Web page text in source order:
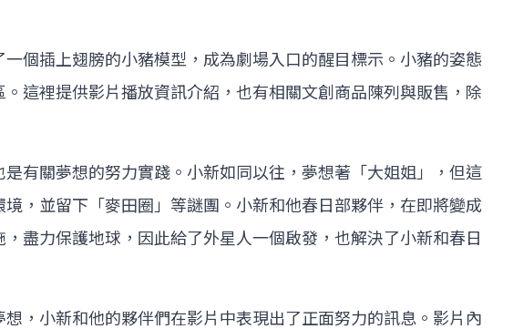
個插上翅膀的小豬模型，成為劇場入口的醒目標示。小豬的姿態
這裡提供影片播放資訊介紹，也有相關文創商品陳列與販售，除
有關夢想的努力實踐。小新如同以往，夢想著「大姐姐」，但這
，並留下「麥田圈」等謎團。小新和他春日部夥伴，在即將變成
盡力保護地球，因此給了外星人一個啟發，也解決了小新和春日
，小新和他的夥伴們在影片中表現出了正面努力的訊息。影片內